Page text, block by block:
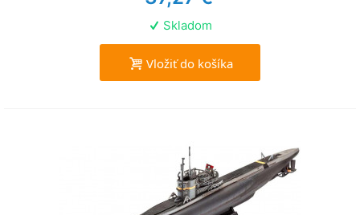
Skladom
Vložiť do košíka